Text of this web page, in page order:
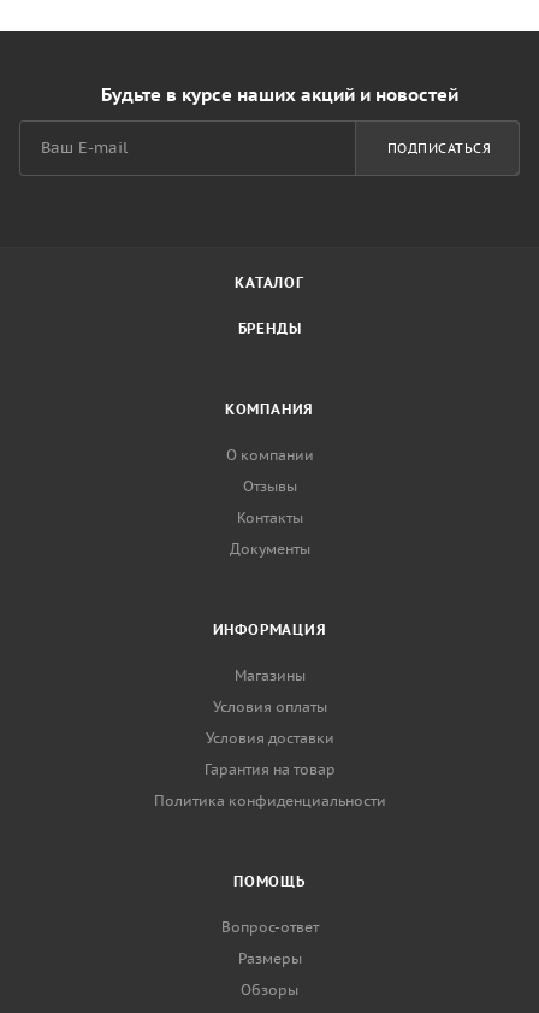
Будьте в курсе наших акций и новостей
ПОДПИСАТЬСЯ
КАТАЛОГ
БРЕНДЫ
КОМПАНИЯ
О компании
Отзывы
Контакты
Документы
ИНФОРМАЦИЯ
Магазины
Условия оплаты
Условия доставки
Гарантия на товар
Политика конфиденциальности
ПОМОЩЬ
Вопрос-ответ
Размеры
Обзоры